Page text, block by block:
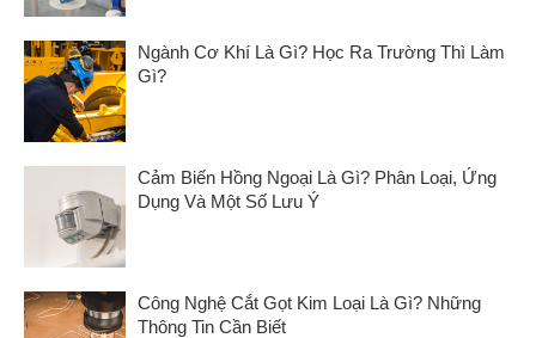
Ngành Cơ Khí Là Gì? Học Ra Trường Thì Làm
Gì?
Cảm Biến Hồng Ngoại Là Gì? Phân Loại, Ứng
Dụng Và Một Số Lưu Ý
Công Nghệ Cắt Gọt Kim Loại Là Gì? Những
Thông Tin Cần Biết